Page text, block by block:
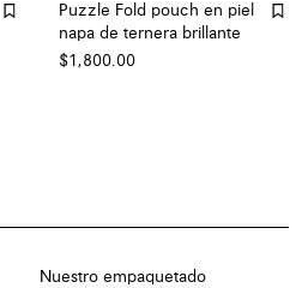
Puzzle Fold pouch en piel
napa de ternera brillante
$1,800.00
Nuestro empaquetado